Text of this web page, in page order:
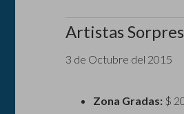
Artistas
3 de Octubre del 2015
Zona Gradas: $